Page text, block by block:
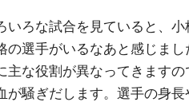
いろな試合を見ていると、
の選手がいるなあと感じま
主な役割が異なってきます
が騒ぎだします。選手の身